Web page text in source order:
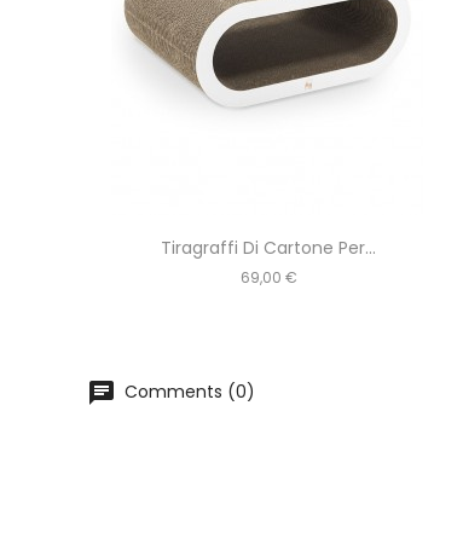
Tiragraffi Di Cartone Per...
Prezzo
69,00 €
chat Comments (0)